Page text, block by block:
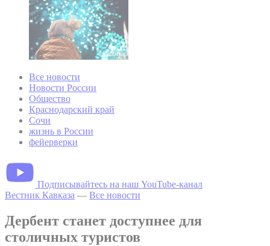
Все новости
Новости России
Общество
Краснодарский край
Сочи
жизнь в России
фейерверки
Подписывайтесь на наш YouTube-канал
Вестник Кавказа — Все новости
Дербент станет доступнее для
столичных туристов